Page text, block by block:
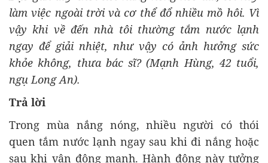
làm việc ngoài trời và cơ thể đổ nhiều mồ hôi. Vì
vậy khi về đến nhà tôi thường tắm nước lạnh
ngay để giải nhiệt, như vậy có ảnh hưởng sức
khỏe không, thưa bác sĩ? (Mạnh Hùng, 42 tuổi,
ngụ Long An).
Trả lời
Trong mùa nắng nóng, nhiều người có thói
quen tắm nước lạnh ngay sau khi đi nắng hoặc
sau khi vận động mạnh. Hành động này tưởng